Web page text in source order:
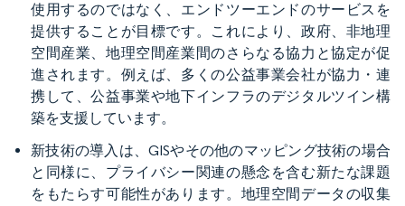
使用するのではなく、エンドツーエンドのサービスを
提供することが目標です。これにより、政府、非地理
空間産業、地理空間産業間のさらなる協力と協定が促
進されます。例えば、多くの公益事業会社が協力・連
携して、公益事業や地下インフラのデジタルツイン構
築を支援しています。
新技術の導入は、GISやその他のマッピング技術の場合
と同様に、プライバシー関連の懸念を含む新たな課題
をもたらす可能性があります。地理空間データの収集